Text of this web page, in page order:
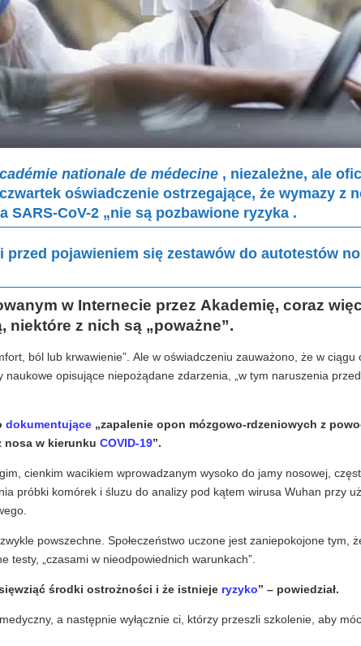
nationale de médecine , niezależne, ale
oświadczenie ostrzegające, że wymazy z
CoV-2 „nie są pozbawione ryzyka .
przed pojawieniem się zestawów do autotestów
w Internecie przez Akademię, coraz
niektóre z nich są „poważne”.
ból lub krwawienie”. Ale w oświadczeniu zauważono, że w
naukowe opisujące niepożądane zdarzenia, „w tym naruszenia
dokumentujące „zapalenie opon mózgowo-rdzeniowych z
nosa w kierunku COVID-19”.
cienkim wacikiem wprowadzanym wysoko do jamy nosowej,
próbki komórek i śluzu do analizy pod kątem wirusa Wuhan przy
powszechne. Społeczeństwo uczone jest zaniepokojone tym,
„czasami w nieodpowiednich warunkach”.
środki ostrożności i że istnieje ryzyko” – powiedział.
a następnie wyłącznie ci, którzy przeszli szkolenie, aby